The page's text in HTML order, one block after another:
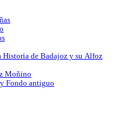
Historia de Badajoz y su Alfoz
Moñino
Fondo antiguo